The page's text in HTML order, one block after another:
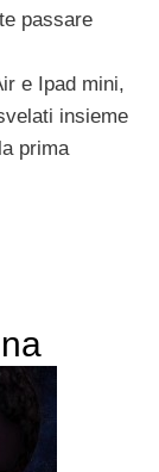
passare
e Ipad mini,
insieme
prima